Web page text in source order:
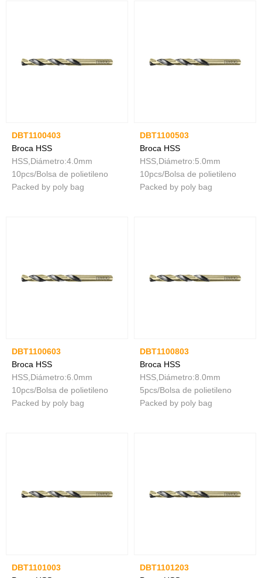
DBT1100403
Broca HSS
HSS,Diámetro:4.0mm
10pcs/Bolsa de polietileno
Packed by poly bag
DBT1100503
Broca HSS
HSS,Diámetro:5.0mm
10pcs/Bolsa de polietileno
Packed by poly bag
DBT1100603
Broca HSS
HSS,Diámetro:6.0mm
10pcs/Bolsa de polietileno
Packed by poly bag
DBT1100803
Broca HSS
HSS,Diámetro:8.0mm
5pcs/Bolsa de polietileno
Packed by poly bag
DBT1101003
DBT1101203